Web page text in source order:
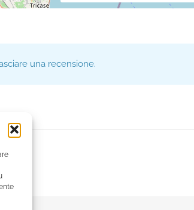
una recensione.